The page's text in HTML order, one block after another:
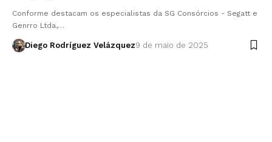
Conforme destacam os especialistas da SG Consórcios - Segatt e
Genrro Ltda,…
Diego Rodríguez Velázquez9 de maio de 2025